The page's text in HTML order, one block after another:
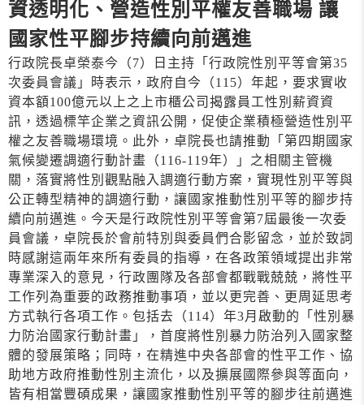
資透明化、營造性別平權友善職場 讓
國家性平腳步持續向前邁進
行政院長卓榮泰今（7）日主持「行政院性別平等會第35
次委員會議」時表示，政府自今（115）年起，要求實收
資本額100億元以上之上市櫃公司揭露員工性別薪資資
訊，透過標竿企業之資訊公開，促使企業積極營造性別平
權之友善職場環境。此外，卓院長也請推動「第四期國家
氣候變遷調適行動計畫（116-119年）」之相關主管機
關，落實將性別觀點融入調適行動方案，實現性別平等與
公正轉型精神的調適行動，讓國家推動性別平等的腳步持
續向前邁進。今天是行政院性別平等會第7屆最後一次委
員會議，卓院長於會前特別與委員們合影留念，並於致詞
時感謝這兩年來所有委員的指導，在各政策領域提出非常
專業深入的意見，行政團隊及各部會都戰戰兢兢，將性平
工作列為重要的政務推動事項，並以更完善、更周延思考
方式執行各項工作。包括去（114）年3月啟動的「性別暴
力防治國家行動計畫」，首度將性別暴力防治列入國家整
體的發展策略；同時，在精進中央各部會的性平工作、協
助地方政府推動性別主流化，以及擴展國際參與等面向，
皆有相當豐碩成果，讓國家推動性別平等的腳步往前邁進